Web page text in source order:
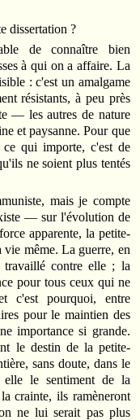
dissertation ?
de connaître bien
à qui on a affaire. La
: c'est un amalgame
résistants, à peu près
— les autres de nature
et paysanne. Pour que
qui importe, c'est de
ne soient plus tentés
mais je compte
— sur l'évolution de
apparente, la petite-
vie même. La guerre, en
travaillé contre elle ; la
pour tous ceux qui ne
c'est pourquoi, entre
pour le maintien des
importance si grande.
le destin de la petite-
sans doute, dans le
elle le sentiment de la
crainte, ils ramèneront
ne lui serait pas plus